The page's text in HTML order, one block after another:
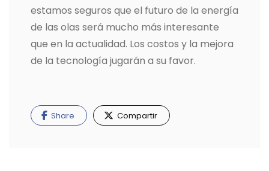
estamos seguros que el futuro de la energía
de las olas será mucho más interesante
que en la actualidad. Los costos y la mejora
de la tecnología jugarán a su favor.
Share Compartir